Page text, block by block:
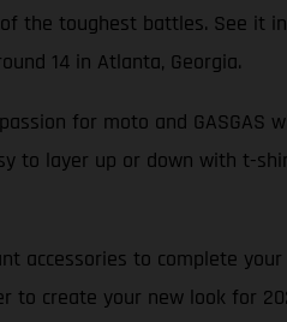
toughest battles. See it
14 in Atlanta, Georgia.
for moto and
to layer up or down with t-
accessories to complete
to create your new look for